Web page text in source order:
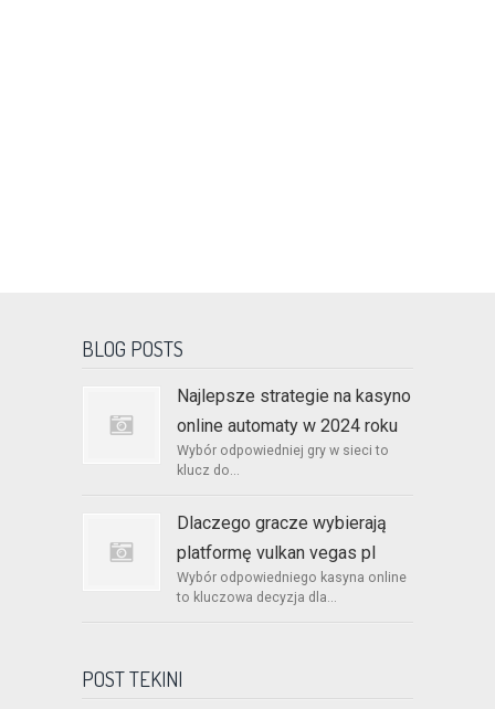
BLOG POSTS
Najlepsze strategie na kasyno
online automaty w 2024 roku
Wybór odpowiedniej gry w sieci to
klucz do...
Dlaczego gracze wybierają
platformę vulkan vegas pl
Wybór odpowiedniego kasyna online
to kluczowa decyzja dla...
POST TEKINI